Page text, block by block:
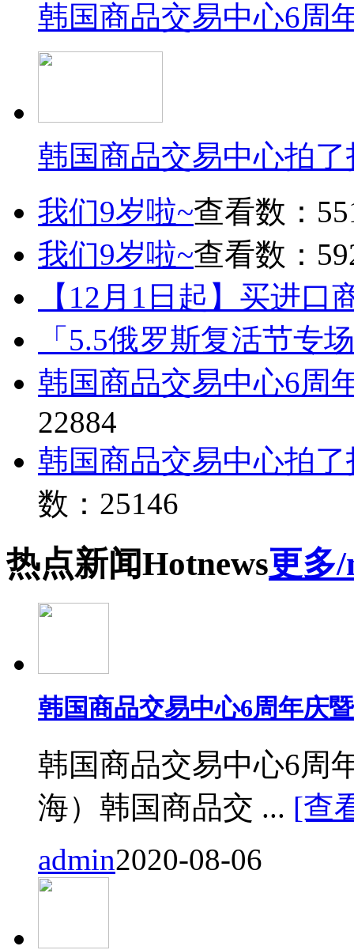
韩国商品交易中心6周
韩国商品交易中心拍
我们9岁啦~查看数：
我们9岁啦~查看数：
【12月1日起】买进口
「5.5俄罗斯复活节专
韩国商品交易中心6周
22884
韩国商品交易中心拍
数：25146
热点新闻Hotnews更多
韩国商品交易中心6周年庆
韩国商品交易中心6周
海）韩国商品交 ... [查
admin2020-08-06